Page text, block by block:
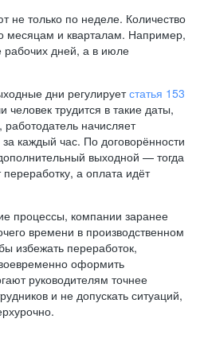
не только по неделе. Количество
месяцам и кварталам. Например,
дней, а в июле
дни регулируетстатья 153
человек трудится в такие даты,
начисляет
каждый час. По договорённости
выходной — тогда
а оплата идёт
процессы, компании заранее
времени в производственном
избежать переработок,
оформить
руководителям точнее
и не допускать ситуаций,